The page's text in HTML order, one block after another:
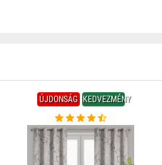
ÚJDONSÁG KEDVEZMÉNY